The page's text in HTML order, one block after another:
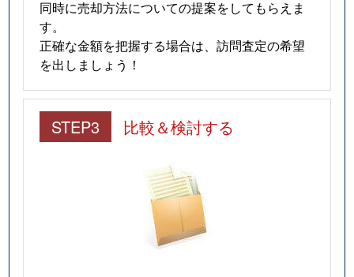
同時に売却方法についての提案をしてもらえま
す。
正確な金額を把握する場合は、訪問査定の希望
を出しましょう！
STEP3 比較＆検討する